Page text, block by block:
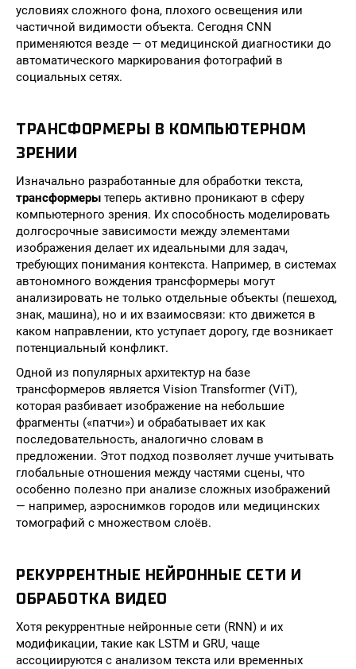
условиях сложного фона, плохого освещения или
частичной видимости объекта. Сегодня CNN
применяются везде — от медицинской диагностики до
автоматического маркирования фотографий в
социальных сетях.
ТРАНСФОРМЕРЫ В КОМПЬЮТЕРНОМ
ЗРЕНИИ
Изначально разработанные для обработки текста,
трансформеры теперь активно проникают в сферу
компьютерного зрения. Их способность моделировать
долгосрочные зависимости между элементами
изображения делает их идеальными для задач,
требующих понимания контекста. Например, в системах
автономного вождения трансформеры могут
анализировать не только отдельные объекты (пешеход,
знак, машина), но и их взаимосвязи: кто движется в
каком направлении, кто уступает дорогу, где возникает
потенциальный конфликт.
Одной из популярных архитектур на базе
трансформеров является Vision Transformer (ViT),
которая разбивает изображение на небольшие
фрагменты («патчи») и обрабатывает их как
последовательность, аналогично словам в
предложении. Этот подход позволяет лучше учитывать
глобальные отношения между частями сцены, что
особенно полезно при анализе сложных изображений
— например, аэроснимков городов или медицинских
томографий с множеством слоёв.
РЕКУРРЕНТНЫЕ НЕЙРОННЫЕ СЕТИ И
ОБРАБОТКА ВИДЕО
Хотя рекуррентные нейронные сети (RNN) и их
модификации, такие как LSTM и GRU, чаще
ассоциируются с анализом текста или временных